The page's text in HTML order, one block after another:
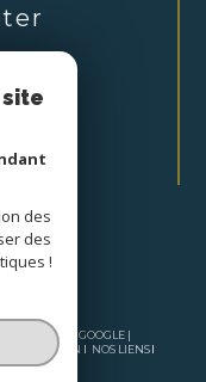
POWERED BY GOOGLE |
ADMIN
NOS LIENS
des
des
!